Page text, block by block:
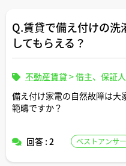
Q.賃貸で備え付けの洗
してもらえる？
不動産賃貸 >借主、保証
備え付け家電の自然故障は大
範疇ですか？
回答 : 2 ベストアンサー